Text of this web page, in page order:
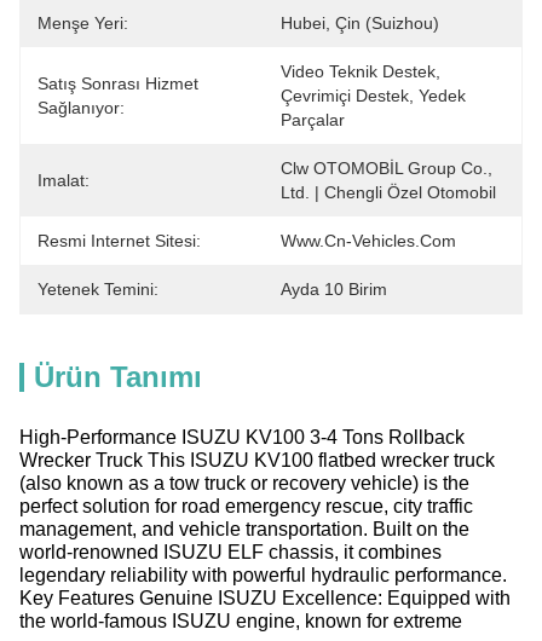
Menşe Yeri: Hubei, Çin (Suizhou)
Satış Sonrası Hizmet
Sağlanıyor:
Video Teknik Destek,
Çevrimiçi Destek, Yedek
Parçalar
Imalat:
Clw OTOMOBİL Group Co.,
Ltd. | Chengli Özel Otomobil
Resmi Internet Sitesi: Www.cn-Vehicles.com
Yetenek Temini: Ayda 10 Birim
Ürün Tanımı
High-Performance ISUZU KV100 3-4 Tons Rollback
Wrecker Truck This ISUZU KV100 flatbed wrecker truck
(also known as a tow truck or recovery vehicle) is the
perfect solution for road emergency rescue, city traffic
management, and vehicle transportation. Built on the
world-renowned ISUZU ELF chassis, it combines
legendary reliability with powerful hydraulic performance.
Key Features Genuine ISUZU Excellence: Equipped with
the world-famous ISUZU engine, known for extreme